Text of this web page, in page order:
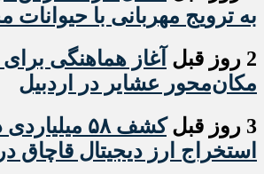
به ترویج مهربانی با
2 روز قبل
آغاز هماهنگی
مکان‌محور عشایر در اردبیل
3 روز قبل
کشف ۵۸
استخراج ارز دیجیتال قاچاق